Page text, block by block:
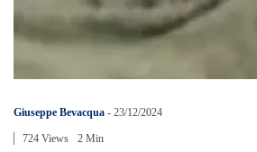
Giuseppe Bevacqua - 23/12/2024
724 Views 2 Min